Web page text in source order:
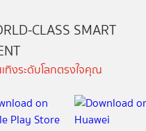
CLASS SMART
งระดับโลกตรงใจคุณ